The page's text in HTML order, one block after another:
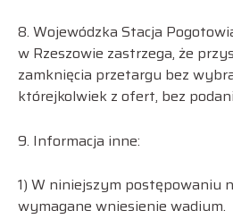
8. Wojewódzka Stacja
w Rzeszowie zastrzega, że
zamknięcia przetargu bez
którejkolwiek z ofert, bez
9. Informacja inne:
1) W niniejszym postępowaniu
wymagane wniesienie wadium.